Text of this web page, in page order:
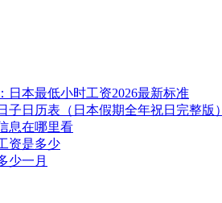
日本最低小时工资2026最新标准
子日历表（日本假期全年祝日完整版）
息在哪里看
资是多少
少一月